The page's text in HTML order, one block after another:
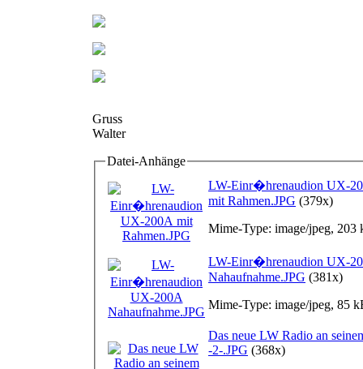
Gruss
Walter
Datei-Anhänge
LW-Einr�hrenaudion UX-
mit Rahmen.JPG (379x)
Mime-Type: image/jpeg, 203
LW-Einr�hrenaudion UX-
Nahaufnahme.JPG (381x)
Mime-Type: image/jpeg, 85
Das neue LW Radio an
-2-.JPG (368x)